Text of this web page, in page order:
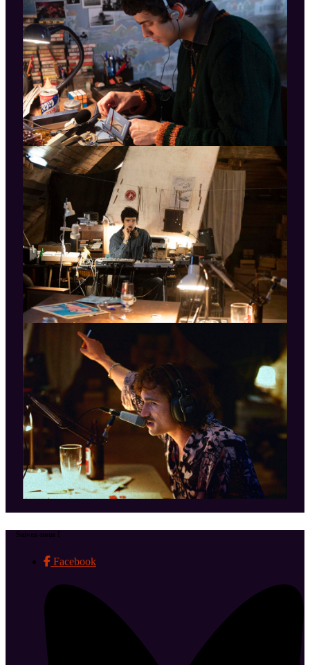
Suivez-nous !
Facebook